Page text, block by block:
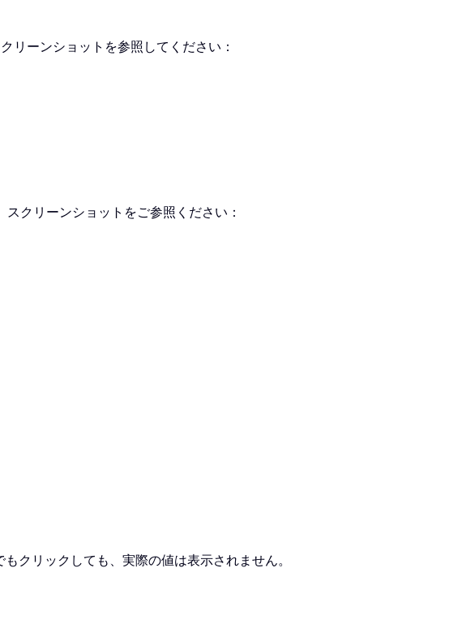
リーンショットを参照してください：
クリーンショットをご参照ください：
クリックしても、実際の値は表示されません。